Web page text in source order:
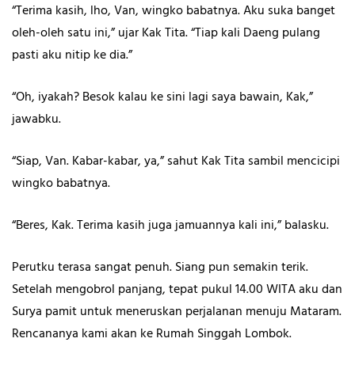
“Terima kasih, lho, Van, wingko babatnya. Aku suka banget
oleh-oleh satu ini,” ujar Kak Tita. “Tiap kali Daeng pulang
pasti aku nitip ke dia.”
“Oh, iyakah? Besok kalau ke sini lagi saya bawain, Kak,”
jawabku.
“Siap, Van. Kabar-kabar, ya,” sahut Kak Tita sambil mencicipi
wingko babatnya.
“Beres, Kak. Terima kasih juga jamuannya kali ini,” balasku.
Perutku terasa sangat penuh. Siang pun semakin terik.
Setelah mengobrol panjang, tepat pukul 14.00 WITA aku dan
Surya pamit untuk meneruskan perjalanan menuju Mataram.
Rencananya kami akan ke Rumah Singgah Lombok.